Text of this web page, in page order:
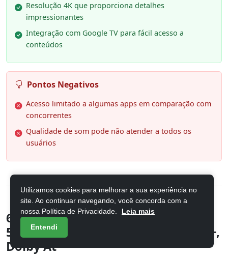
Resolução 4K que proporciona detalhes
impressionantes
Integração com Google TV para fácil acesso a
conteúdos
Pontos Negativos
Acesso limitado a algumas apps em comparação com
concorrentes
Qualidade de som pode não atender a todos os
usuários
6. Hisense Smart TV UHD 4K QLED
55" Polegadas 55Q6QV com HDR10+,
Dolby At
Utilizamos cookies para melhorar a sua experiência no
site. Ao continuar navegando, você concorda com a
nossa Política de Privacidade.
Leia mais
Entendi